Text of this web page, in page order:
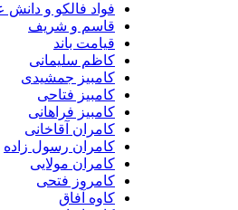
فواد فالکو و دانش عسکری
قاسم و شریف
قیامت باند
کاظم سلیمانی
کامبیز جمشیدی
کامبیز فتاحی
کامبیز فراهانی
کامران آقاخانی
کامران رسول زاده
کامران مولایی
کامروز فتحی
کاوه آفاق